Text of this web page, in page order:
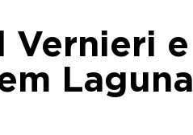
Vernieri e
Laguna